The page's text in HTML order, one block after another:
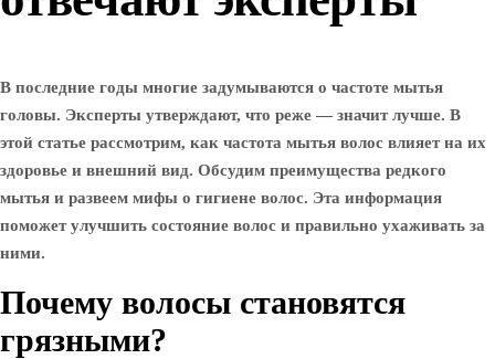
В последние годы многие задумываются о частоте мытья
головы. Эксперты утверждают, что реже — значит лучше. В
этой статье рассмотрим, как частота мытья волос влияет на их
здоровье и внешний вид. Обсудим преимущества редкого
мытья и развеем мифы о гигиене волос. Эта информация
поможет улучшить состояние волос и правильно ухаживать за
ними.
Почему волосы становятся
грязными?